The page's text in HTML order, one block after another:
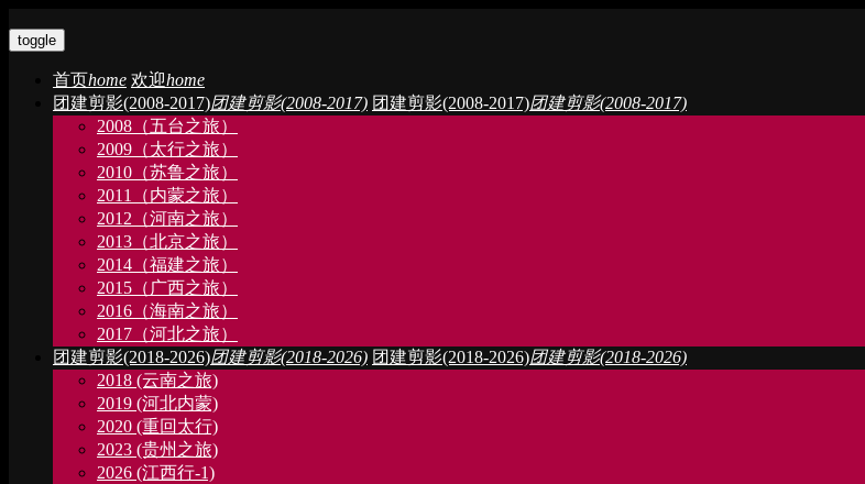
toggle
首页home 欢迎home
团建剪影(2008-2017)团建剪影(2008-2017) 团建剪影(2008-2017)团建剪影(2008-2017)
2008（五台之旅）
2009（太行之旅）
2010（苏鲁之旅）
2011（内蒙之旅）
2012（河南之旅）
2013（北京之旅）
2014（福建之旅）
2015（广西之旅）
2016（海南之旅）
2017（河北之旅）
团建剪影(2018-2026)团建剪影(2018-2026) 团建剪影(2018-2026)团建剪影(2018-2026)
2018 (云南之旅)
2019 (河北内蒙)
2020 (重回太行)
2023 (贵州之旅)
2026 (江西行-1)